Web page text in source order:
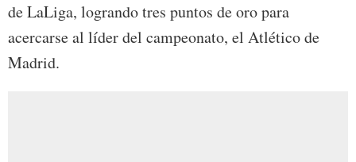
de LaLiga, logrando tres puntos de oro para
acercarse al líder del campeonato, el Atlético de
Madrid.